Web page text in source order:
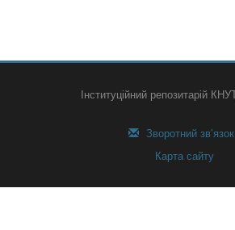
Інституційний репозитарій
Зворотний зв’язок
Карта сайту